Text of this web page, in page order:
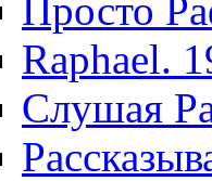
Просто
Raphael.
Слушая